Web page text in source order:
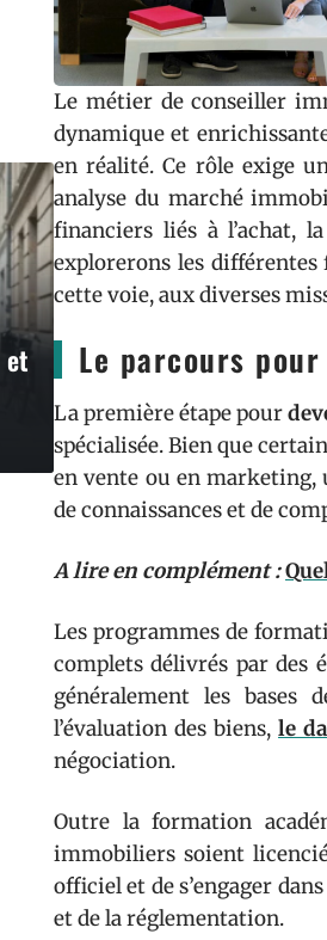
Le métier de conseiller
dynamique et
en réalité. Ce rôle exige
analyse du marché
financiers liés à l’achat,
explorerons les différentes
cette voie, aux diverses
Le parcours
La première étape pour
spécialisée. Bien que
en vente ou en
de connaissances et de
A lire en complément :
Les programmes de
complets délivrés par des
généralement les
l’évaluation des biens, le
négociation.
Outre la formation
immobiliers soient
officiel et de s’engager
et de la réglementation.